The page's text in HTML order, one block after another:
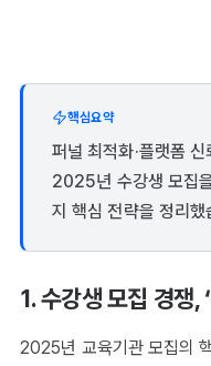
핵심요약
퍼널 최적화·플랫폼
2025년 수강생 모집
지 핵심 전략을 정리했
1. 수강생 모집 경쟁,
2025년 교육기관 모집의